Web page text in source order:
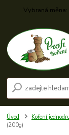
Úvod Koření
(200g)